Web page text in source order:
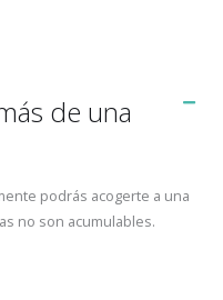
de una
podrás acogerte a una
no son acumulables.